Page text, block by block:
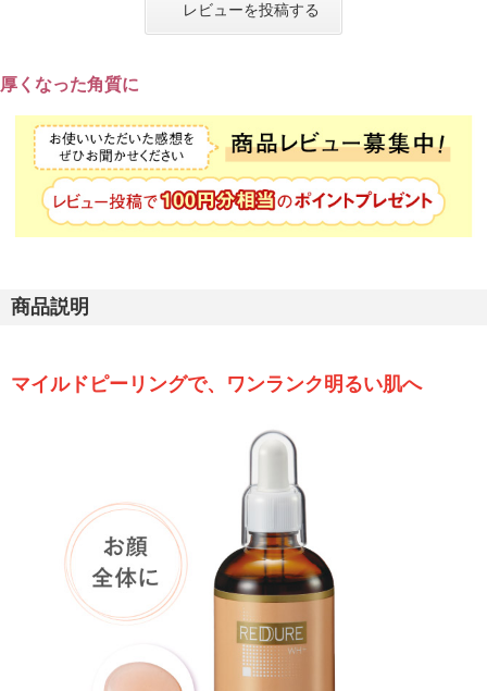
レビューを投稿する
厚くなった角質に
商品説明
マイルドピーリングで、ワンランク明るい肌へ